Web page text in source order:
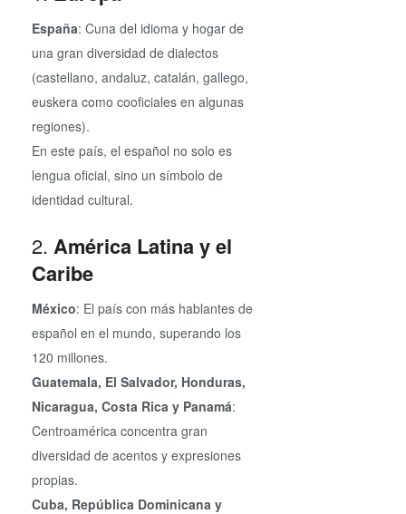
España: Cuna del idioma y hogar de
una gran diversidad de dialectos
(castellano, andaluz, catalán, gallego,
euskera como cooficiales en algunas
regiones).
En este país, el español no solo es
lengua oficial, sino un símbolo de
identidad cultural.
2. América Latina y el
Caribe
México: El país con más hablantes de
español en el mundo, superando los
120 millones.
Guatemala, El Salvador, Honduras,
Nicaragua, Costa Rica y Panamá:
Centroamérica concentra gran
diversidad de acentos y expresiones
propias.
Cuba, República Dominicana y